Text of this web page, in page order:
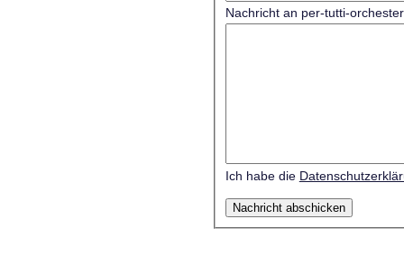
Nachricht an per-tutti-
Ich habe die